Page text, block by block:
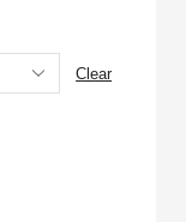
Clear